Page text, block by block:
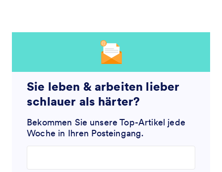
Sie leben & arbeiten lieber
schlauer als härter?
Bekommen Sie unsere Top-Artikel jede
Woche in Ihren Posteingang.